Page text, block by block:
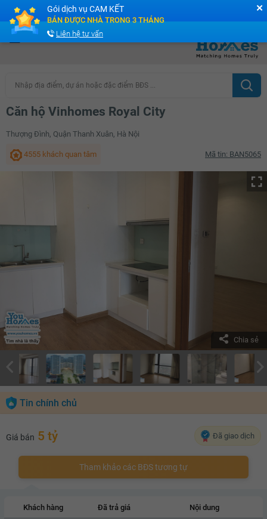
Cộng đồng Môi giới bPRO
Nhập địa điểm, dự án hoặc đặc điểm BĐS ...
Căn hộ Vinhomes Royal City
Thượng Đình, Quận Thanh Xuân, Hà Nội
4555 khách quan tâm Mã tin: BAN5065
Chia sẻ
Tin chính chủ
Giá bán 5 tỷ Đã giao dịch
Tham khảo các BĐS tương tự
Khách hàng Đã trả giá Nội dung
✕
Gói dịch vụ CAM KẾT
BÁN ĐƯỢC NHÀ TRONG 3 THÁNG
Liên hệ tư vấn